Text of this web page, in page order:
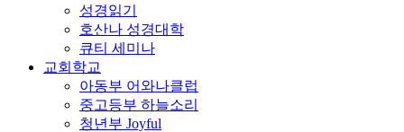
성경읽기
호산나 성경대학
큐티 세미나
교회학교
아동부 어와나클럽
중고등부 하늘소리
청년부 Joyful